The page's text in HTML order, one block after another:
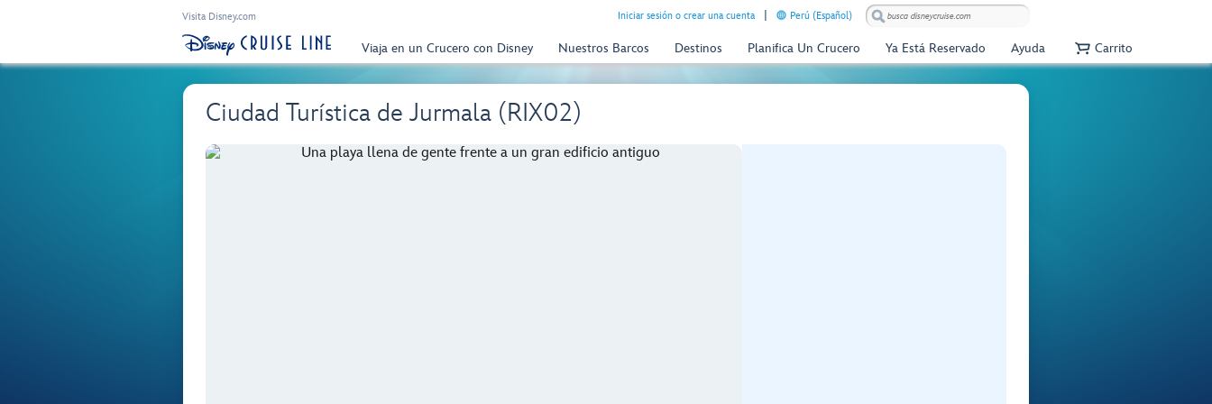
Visita Disney.com Iniciar sesión o crear una cuenta Perú (Español)
Viaja en un Crucero con Disney Nuestros Barcos Destinos Planifica Un Crucero Ya Está Reservado Ayuda Carrito
Ciudad Turística de Jurmala (RIX02)